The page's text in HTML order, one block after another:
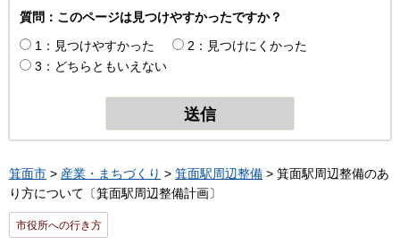
質問：このページは見つけやすかったですか？
1：見つけやすかった
2：見つけにくかった
3：どちらともいえない
箕面市 > 産業・まちづくり > 箕面駅周辺整備 > 箕面駅周辺整備のあ
り方について〔箕面駅周辺整備計画〕
市役所への行き方